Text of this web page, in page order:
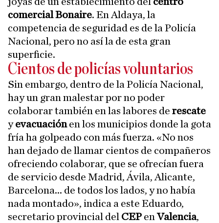
comercial Bonaire. En Aldaya, la
competencia de seguridad es de la Policía
Nacional, pero no así la de esta gran
superficie.
Cientos de policías voluntarios
Sin embargo, dentro de la Policía Nacional,
hay un gran malestar por no poder
colaborar también en las labores de rescate
yevacuaciónen los municipios donde la gota
fría ha golpeado con más fuerza. «No nos
han dejado de llamar cientos de compañeros
ofreciendo colaborar, que se ofrecían fuera
de servicio desde Madrid, Ávila, Alicante,
Barcelona... de todos los lados, y no había
nada montado», indica a este Eduardo,
secretario provincial del CEP enValencia,